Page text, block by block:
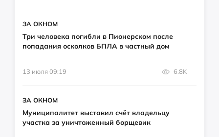
ЗА ОКНОМ
Три человека погибли в Пионерском после
попадания осколков БПЛА в частный дом
13 июля 09:19 6.8K
ЗА ОКНОМ
Муниципалитет выставил счёт владельцу
участка за уничтоженный борщевик